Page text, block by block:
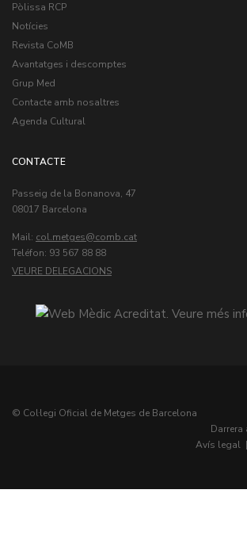
Pòlissa RCP
Notícies
Revista CoMB
Avantatges i descomptes
Grup Med
Contacte amb nosaltres
Agenda Cultural
CONTACTE
Passeig de la Bonanova, 47
08017 Barcelona
Mail: col.metges
Teléfon: 93 567 88 88
VEURE DELEGACIONS
© Col·legi Oficial de Metges de Barcelona
Avís legal |